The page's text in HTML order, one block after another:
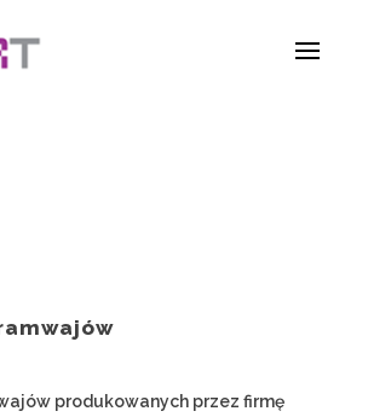
produkowanych przez firmę